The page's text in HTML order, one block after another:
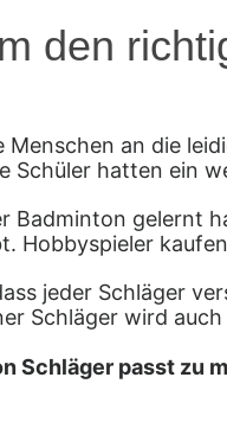
den
an die
Schüler hatten ein
Badminton gelernt
Hobbyspieler
jeder Schläger
Schläger wird
Schläger passt zu